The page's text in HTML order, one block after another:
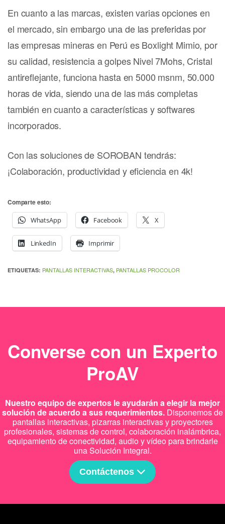
En cuanto a las marcas, existen varias opciones en
el mercado, sin embargo una de las preferidas por
las empresas mineras en Perú es Boxlight Mimio, por
su calidad, resistencia a golpes Nivel 7Mohs, Cristal
antireflejante, funciona hasta en 5000 msnm, 50.000
horas de vida, siendo una de las más completas
también en cuanto a características y softwares
incorporados.
Con las soluciones de SOROBAN tendrás:
¡Colaboración, productividad y eficiencia en 4k!
Comparte esto:
WhatsApp
Facebook X
LinkedIn Imprimir
ETIQUETAS: PANTALLAS INTERACTIVAS, PANTALLAS PROCOLOR
Converse con un Experto
ProAV
Nuestro equipo de expertos le ayudarán a elegir la mejor
solución de acuerdo a sus requerimientos. Disponemos de
pantallas interactivas, pizarras interactivas y proyectores
profesionales, sistemas de control, colaboración inalámbrica,
equipamiento de conectividad, audio y vídeo para brindarle
una Solución Integral.
Contáctenos